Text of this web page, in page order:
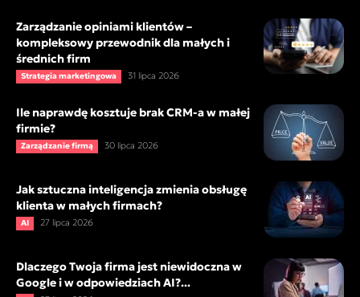
Zarządzanie opiniami klientów –
kompleksowy przewodnik dla małych i
średnich firm
Strategia marketingowa 31 lipca 2026
Ile naprawdę kosztuje brak CRM-a w małej
firmie?
Zarządzanie firmą 30 lipca 2026
Jak sztuczna inteligencja zmienia obsługę
klienta w małych firmach?
AI 27 lipca 2026
Dlaczego Twoja firma jest niewidoczna w
Google i w odpowiedziach AI?...